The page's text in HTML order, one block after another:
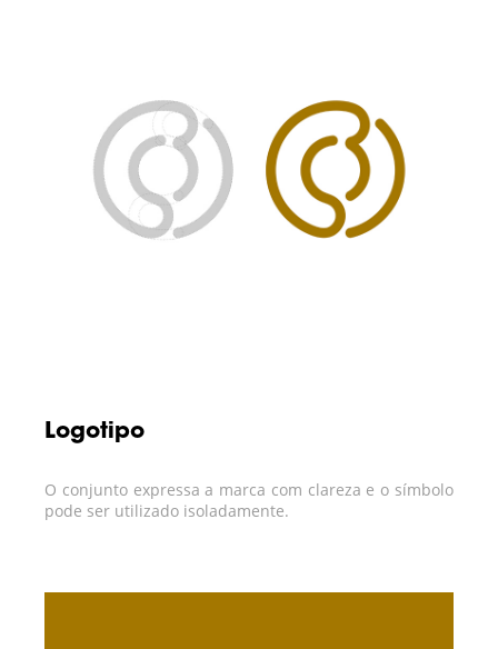
Logotipo
O conjunto expressa a marca com clareza e o símbolo
pode ser utilizado isoladamente.